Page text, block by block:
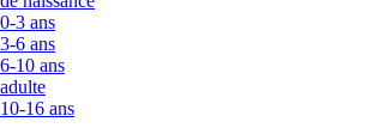
3 ans
6 ans
10 ans
16 ans